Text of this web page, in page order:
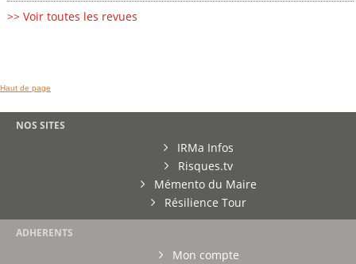
>> Voir toutes les revues
Haut de page
NOS SITES
IRMa Infos
Risques.tv
Mémento du Maire
Résilience Tour
ADHERENTS
Mon compte